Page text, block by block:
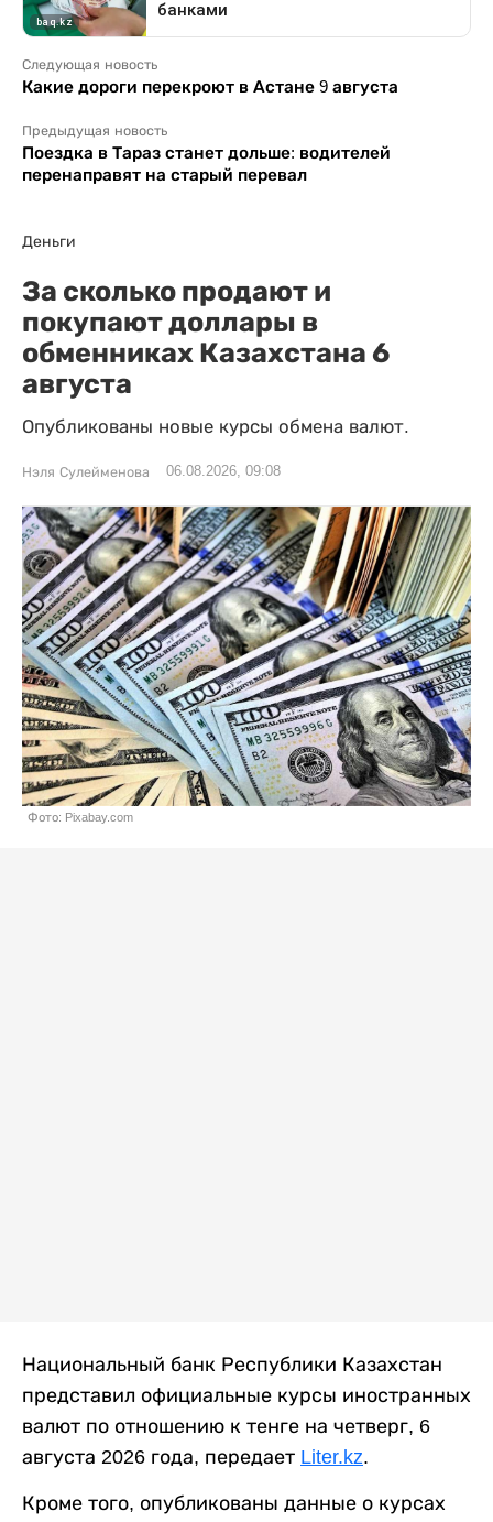
Следующая новость
Какие дороги перекроют в Астане 9 августа
Предыдущая новость
Поездка в Тараз станет дольше: водителей
перенаправят на старый перевал
Деньги
За сколько продают и
покупают доллары в
обменниках Казахстана 6
августа
Опубликованы новые курсы обмена валют.
Нэля Сулейменова 06.08.2026, 09:08
Фото: Pixabay.com
Национальный банк Республики Казахстан
представил официальные курсы иностранных
валют по отношению к тенге на четверг, 6
августа 2026 года, передает Liter.kz.
Кроме того, опубликованы данные о курсах